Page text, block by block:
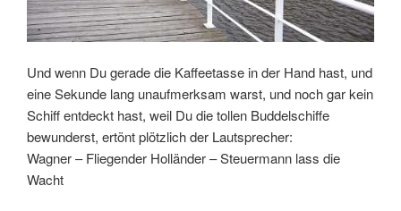
Und wenn Du gerade die Kaffeetasse in der Hand hast, und
eine Sekunde lang unaufmerksam warst, und noch gar kein
Schiff entdeckt hast, weil Du die tollen Buddelschiffe
bewunderst, ertönt plötzlich der Lautsprecher:
Wagner – Fliegender Holländer – Steuermann lass die
Wacht